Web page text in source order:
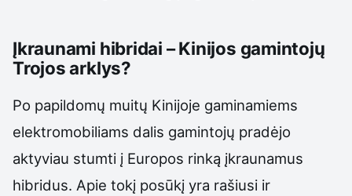
Įkraunami hibridai – Kinijos gamintojų
Trojos arklys?
Po papildomų muitų Kinijoje gaminamiems
elektromobiliams dalis gamintojų pradėjo
aktyviau stumti į Europos rinką įkraunamus
hibridus. Apie tokį posūkį yra rašiusi ir